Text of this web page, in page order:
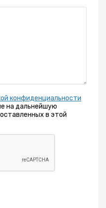
конфиденциальности
на дальнейшую
в этой